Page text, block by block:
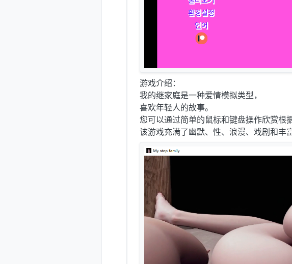
游戏介绍：
我的继家庭是一种爱情模拟类型，
喜欢年轻人的故事。
您可以通过简单的鼠标和键盘操作欣赏根
该游戏充满了幽默、性、浪漫、戏剧和丰